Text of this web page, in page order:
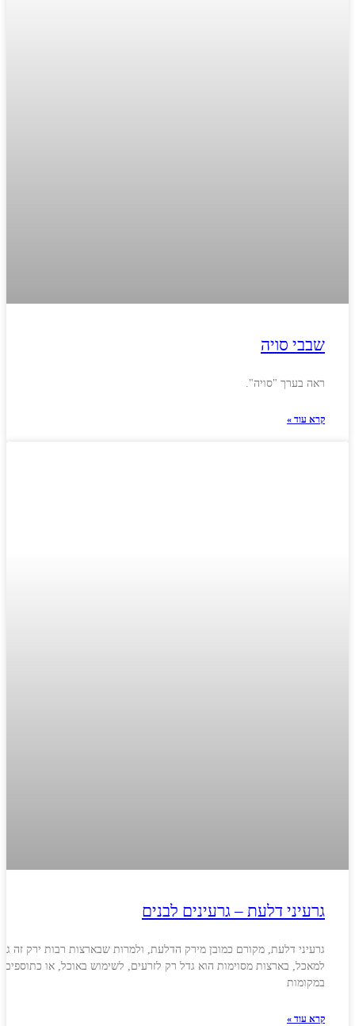
שבבי סויה
ראה בערך "סויה".
קרא עוד »
גרעיני דלעת – גרעינים לבנים
גרעיני דלעת, מקורם כמובן מירק הדלעת, ולמרות שבארצות רבות ירק זה
למאכל, בארצות מסוימות הוא גדל רק לזרעים, לשימוש באוכל, או
במקומות
קרא עוד »